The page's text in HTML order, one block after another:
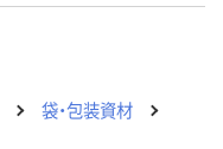
袋・包装資材